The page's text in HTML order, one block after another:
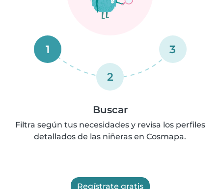
1
2
3
Buscar
Filtra según tus necesidades y revisa los perfiles
detallados de las niñeras en Cosmapa.
Regístrate gratis